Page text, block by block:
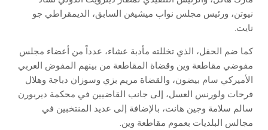
نيوتن، ورئيس مجلس نواب ميشيغن السابق، الديمقراطي جو
تايت.
كما ضم الحفل، الذي تخللته مأدبة عشاء، عدداً من أعضاء مجلس
مفوضي مقاطعة وين وقضاة المقاطعة من بينهم المفوض العربي
الأميركي سام بيضون، والقضاة مريم بزي وسوزان دباجة وهلال
فرحات ولورنس العسل، إلى جانب القاضيين في محكمة ديربورن
سالم سلامة وجين هانت، بالإضافة إلى عديد المنتخبين في
مجالس البلديات بعموم مقاطعة وين.